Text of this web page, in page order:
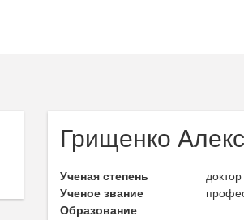
Грищенко
Ученая степень
Ученое звание
Образование